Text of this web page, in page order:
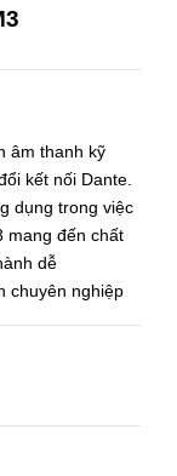
âm thanh kỹ
kết nối Dante.
dụng trong việc
mang đến chất
dễ
chuyên nghiệp